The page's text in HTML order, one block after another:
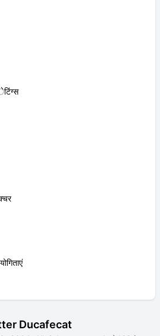
Ducafecat